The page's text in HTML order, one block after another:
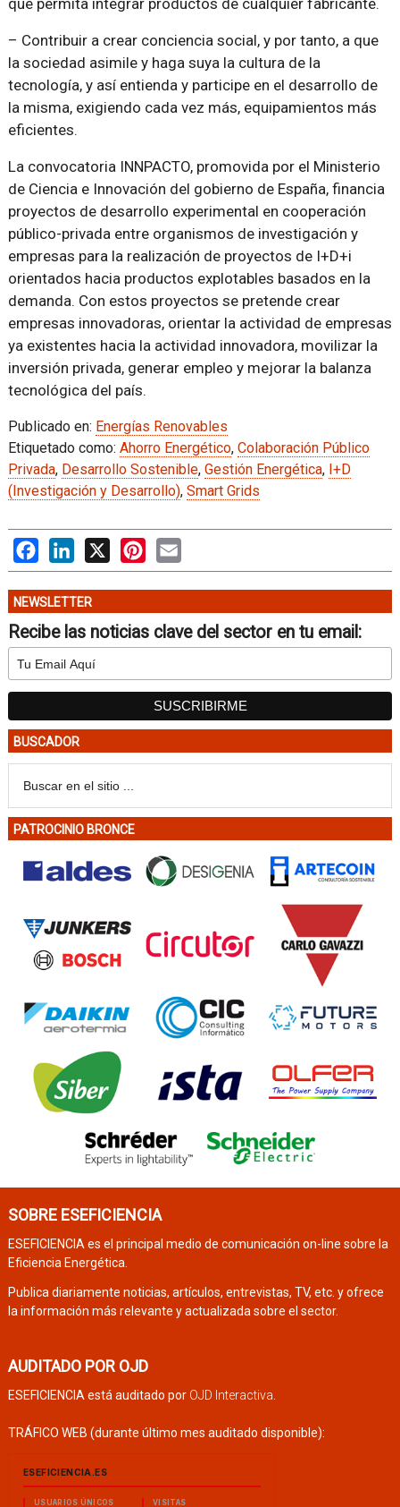
que permita integrar productos de cualquier fabricante.
– Contribuir a crear conciencia social, y por tanto, a que
la sociedad asimile y haga suya la cultura de la
tecnología, y así entienda y participe en el desarrollo de
la misma, exigiendo cada vez más, equipamientos más
eficientes.
La convocatoria INNPACTO, promovida por el Ministerio
de Ciencia e Innovación del gobierno de España, financia
proyectos de desarrollo experimental en cooperación
público-privada entre organismos de investigación y
empresas para la realización de proyectos de I+D+i
orientados hacia productos explotables basados en la
demanda. Con estos proyectos se pretende crear
empresas innovadoras, orientar la actividad de empresas
ya existentes hacia la actividad innovadora, movilizar la
inversión privada, generar empleo y mejorar la balanza
tecnológica del país.
Publicado en: Energías Renovables
Etiquetado como: Ahorro Energético, Colaboración Público
Privada, Desarrollo Sostenible, Gestión Energética, I+D
(Investigación y Desarrollo), Smart Grids
FacebookLinkedIn
X PinterestEmail
NEWSLETTER
Recibe las noticias clave del sector en tu email:
BUSCADOR
PATROCINIO BRONCE
SOBRE ESEFICIENCIA
ESEFICIENCIA es el principal medio de comunicación on-line sobre la
Eficiencia Energética.
Publica diariamente noticias, artículos, entrevistas, TV, etc. y ofrece
la información más relevante y actualizada sobre el sector.
AUDITADO POR OJD
ESEFICIENCIA está auditado por OJD Interactiva
TRÁFICO WEB (durante último mes auditado disponible):